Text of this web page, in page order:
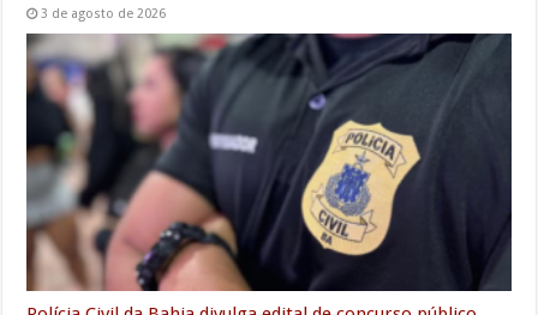
3 de agosto de 2026